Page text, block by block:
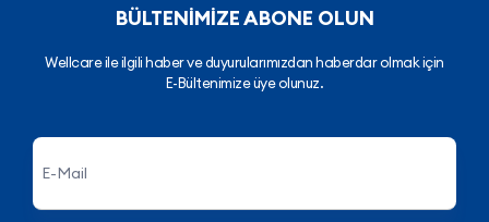
esneklik kazandıran bir iskelet sistemi kurar.
BÜLTENİMİZE ABONE OLUN
Wellcare ile ilgili haber ve duyurularımızdan haberdar olmak için
E-Bültenimize üye olunuz.